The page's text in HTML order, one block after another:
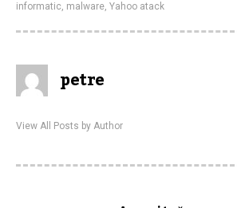
informatic, malware, Yahoo atack
petre
View All Posts by Author